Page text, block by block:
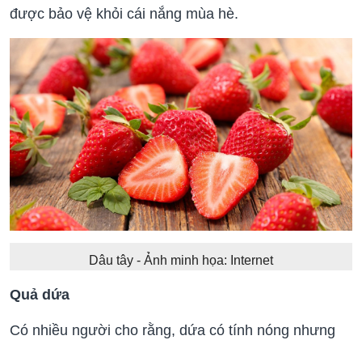
được bảo vệ khỏi cái nắng mùa hè.
Dâu tây - Ảnh minh họa: Internet
Quả dứa
Có nhiều người cho rằng, dứa có tính nóng nhưng